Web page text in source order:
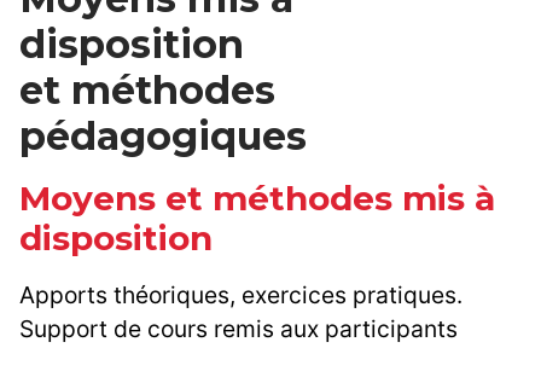
disposition
et méthodes
pédagogiques
Moyens et méthodes mis à
disposition
Apports théoriques, exercices pratiques.
Support de cours remis aux participants